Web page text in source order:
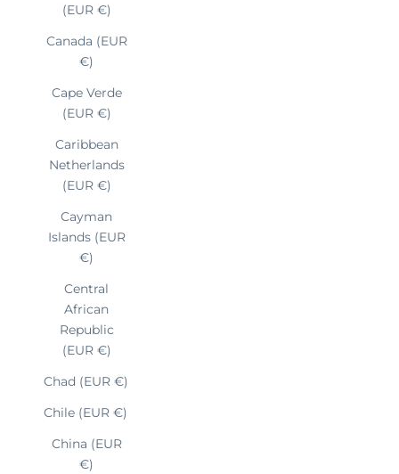
(EUR €)
Canada (EUR
€)
Cape Verde
(EUR €)
Caribbean
Netherlands
(EUR €)
Cayman
Islands (EUR
€)
Central
African
Republic
(EUR €)
Chad (EUR €)
Chile (EUR €)
China (EUR
€)